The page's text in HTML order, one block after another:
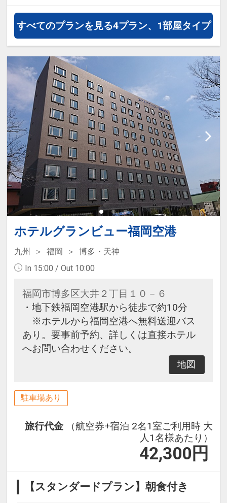
JALマイレージ会員の方にはフライ
トマイルが50%貯まります。
【ホテルのおすすめポイント】
・ウェルカムドリンクサービス
（14:00～23:00)
コーヒー、紅茶、ソフトドリンクを
ご用意しております
・ウェルカムバー（14:00～19:00)
生ビールやワイン、カクテルなど、
9種類のお酒をご用意しておりま
す。
お好きな割り方でオリジナルドリン
クをセルフでお楽しみください。
・お茶漬け無料サービス（21:00～
23:00)
小腹の空いた時間にぴったりのお茶
漬けをご用意しております。
すべてのプランを見る4プラン、1部屋タイプ
ホテルグランビュー福岡空港
九州 福岡
博多・天神
In 15:00 / Out 10:00
福岡市博多区大井２丁目１０－６
・地下鉄福岡空港駅から徒歩で約10分
※ホテルから福岡空港へ無料送迎バス
あり。要事前予約、詳しくは直接ホテル
へお問い合わせください。
地図
駐車場あり
旅行代金
（航空券+宿泊 2名1室ご利用時 大
人1名様あたり）
42,300 円
【スタンダードプラン】朝食付き